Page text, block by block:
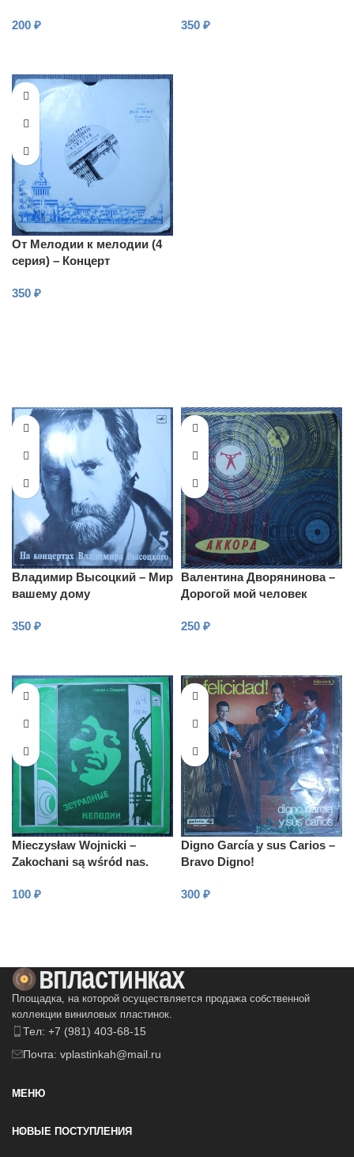
200 ₽ 350 ₽
От Мелодии к мелодии (4
серия) – Концерт
350 ₽
Владимир Высоцкий – Мир
вашему дому
350 ₽
Валентина Дворянинова –
Дорогой мой человек
250 ₽
Mieczysław Wojnicki –
Zakochani są wśród nas.
100 ₽
Digno García y sus Carios –
Bravo Digno!
300 ₽
Площадка, на которой осуществляется продажа собственной
коллекции виниловых пластинок.
Тел: +7 (981) 403-68-15
Почта: vplastinkah@mail.ru
МЕНЮ
НОВЫЕ ПОСТУПЛЕНИЯ